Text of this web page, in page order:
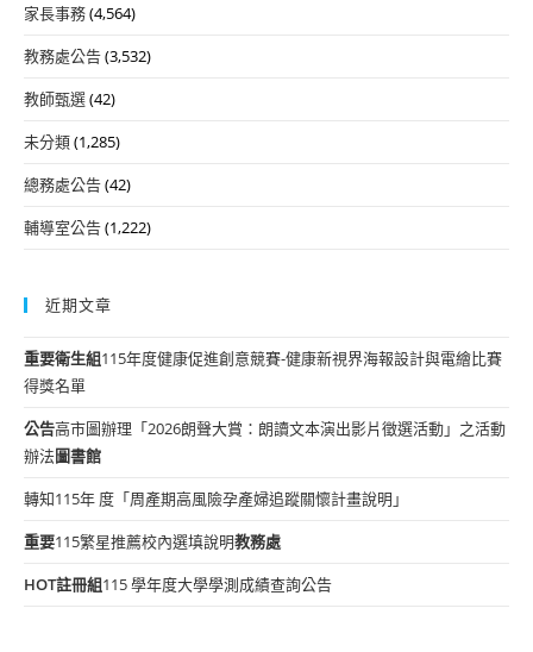
家長事務(4,564)
教務處公告(3,532)
教師甄選(42)
未分類(1,285)
總務處公告(42)
輔導室公告(1,222)
近期文章
重要衛生組115年度健康促進創意競賽-健康新視界海報設計與電繪比賽
得獎名單
公告高市圖辦理「2026朗聲大賞：朗讀文本演出影片徵選活動」之活動
辦法圖書館
轉知115年 度「周產期高風險孕產婦追蹤關懷計畫說明」
重要115繁星推薦校內選填說明教務處
HOT註冊組115 學年度大學學測成績查詢公告